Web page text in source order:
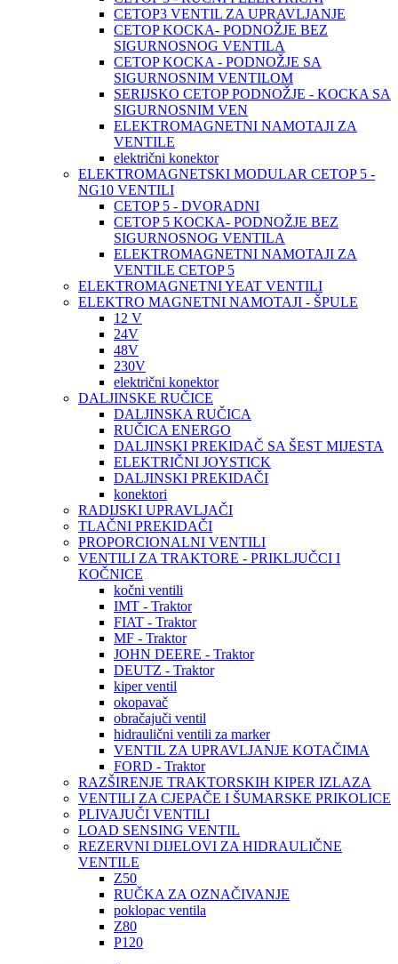
CETOP3 VENTIL ZA UPRAVLJANJE
CETOP KOCKA- PODNOŽJE BEZ
SIGURNOSNOG VENTILA
CETOP KOCKA - PODNOŽJE SA
SIGURNOSNIM VENTILOM
SERIJSKO CETOP PODNOŽJE - KOCKA SA
SIGURNOSNIM VEN
ELEKTROMAGNETNI NAMOTAJI ZA
VENTILE
električni konektor
ELEKTROMAGNETSKI MODULAR CETOP 5 -
NG10 VENTILI
CETOP 5 - DVORADNI
CETOP 5 KOCKA- PODNOŽJE BEZ
SIGURNOSNOG VENTILA
ELEKTROMAGNETNI NAMOTAJI ZA
VENTILE CETOP 5
ELEKTROMAGNETNI YEAT VENTILI
ELEKTRO MAGNETNI NAMOTAJI - ŠPULE
12 V
24V
48V
230V
električni konektor
DALJINSKE RUČICE
DALJINSKA RUČICA
RUČICA ENERGO
DALJINSKI PREKIDAČ SA ŠEST MIJESTA
ELEKTRIČNI JOYSTICK
DALJINSKI PREKIDAČI
konektori
RADIJSKI UPRAVLJAČI
TLAČNI PREKIDAČI
PROPORCIONALNI VENTILI
VENTILI ZA TRAKTORE - PRIKLJUČCI I
KOČNICE
kočni ventili
IMT - Traktor
FIAT - Traktor
MF - Traktor
JOHN DEERE - Traktor
DEUTZ - Traktor
kiper ventil
okopavač
obračajuči ventil
hidraulični ventili za marker
VENTIL ZA UPRAVLJANJE KOTAČIMA
FORD - Traktor
RAZŠIRENJE TRAKTORSKIH KIPER IZLAZA
VENTILI ZA CJEPAČE I ŠUMARSKE PRIKOLICE
PLIVAJUČI VENTILI
LOAD SENSING VENTIL
REZERVNI DIJELOVI ZA HIDRAULIČNE
VENTILE
Z50
RUČKA ZA OZNAČIVANJE
poklopac ventila
Z80
P120